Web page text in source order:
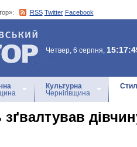
RSS Twitter Facebook
Четвер, 6 серпня,
Культурна
Чернігівщина